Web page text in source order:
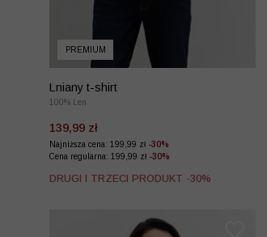
PREMIUM
Lniany t-shirt
100% Len
139,99 zł
Najniższa cena: 199,99 zł -30%
Cena regularna: 199,99 zł -30%
DRUGI I TRZECI PRODUKT -30%